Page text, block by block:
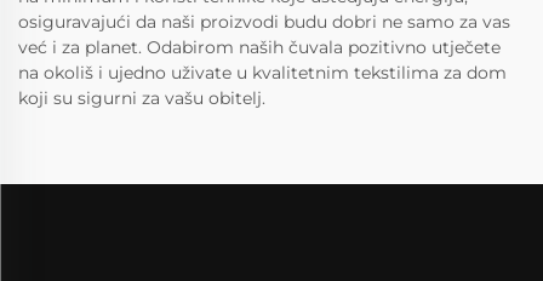
osiguravajući da naši proizvodi budu dobri ne samo za vas
već i za planet. Odabirom naših čuvala pozitivno utječete
na okoliš i ujedno uživate u kvalitetnim tekstilima za dom
koji su sigurni za vašu obitelj.